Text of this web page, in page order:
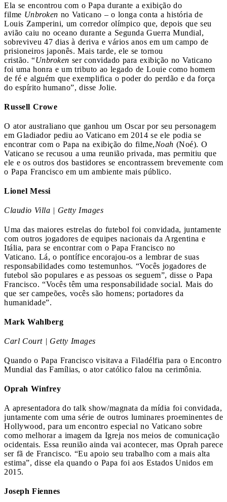
Ela se encontrou com o Papa durante a exibição do
filme Unbroken no Vaticano – o longa conta a história de
Louis Zamperini, um corredor olímpico que, depois que seu
avião caiu no oceano durante a Segunda Guerra Mundial,
sobreviveu 47 dias à deriva e vários anos em um campo de
prisioneiros japonês. Mais tarde, ele se tornou
cristão. “Unbroken ser convidado para exibição no Vaticano
foi uma honra e um tributo ao legado de Louie como homem
de fé e alguém que exemplifica o poder do perdão e da força
do espírito humano”, disse Jolie.
Russell Crowe
O ator australiano que ganhou um Oscar por seu personagem
em Gladiador pediu ao Vaticano em 2014 se ele podia se
encontrar com o Papa na exibição do filme,Noah (Noé). O
Vaticano se recusou a uma reunião privada, mas permitiu que
ele e os outros dos bastidores se encontrassem brevemente com
o Papa Francisco em um ambiente mais público.
Lionel Messi
Claudio Villa | Getty Images
Uma das maiores estrelas do futebol foi convidada, juntamente
com outros jogadores de equipes nacionais da Argentina e
Itália, para se encontrar com o Papa Francisco no
Vaticano. Lá, o pontífice encorajou-os a lembrar de suas
responsabilidades como testemunhos. “Vocês jogadores de
futebol são populares e as pessoas os seguem”, disse o Papa
Francisco. “Vocês têm uma responsabilidade social. Mais do
que ser campeões, vocês são homens; portadores da
humanidade”.
Mark Wahlberg
Carl Court | Getty Images
Quando o Papa Francisco visitava a Filadélfia para o Encontro
Mundial das Famílias, o ator católico falou na cerimônia.
Oprah Winfrey
A apresentadora do talk show/magnata da mídia foi convidada,
juntamente com uma série de outros luminares proeminentes de
Hollywood, para um encontro especial no Vaticano sobre
como melhorar a imagem da Igreja nos meios de comunicação
ocidentais. Essa reunião ainda vai acontecer, mas Oprah parece
ser fã de Francisco. “Eu apoio seu trabalho com a mais alta
estima”, disse ela quando o Papa foi aos Estados Unidos em
2015.
Joseph Fiennes